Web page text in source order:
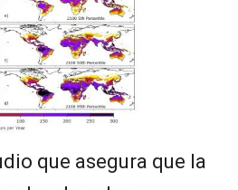
que asegura que la